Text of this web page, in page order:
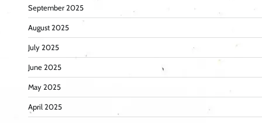
September 2025
August 2025
July 2025
June 2025
May 2025
April 2025